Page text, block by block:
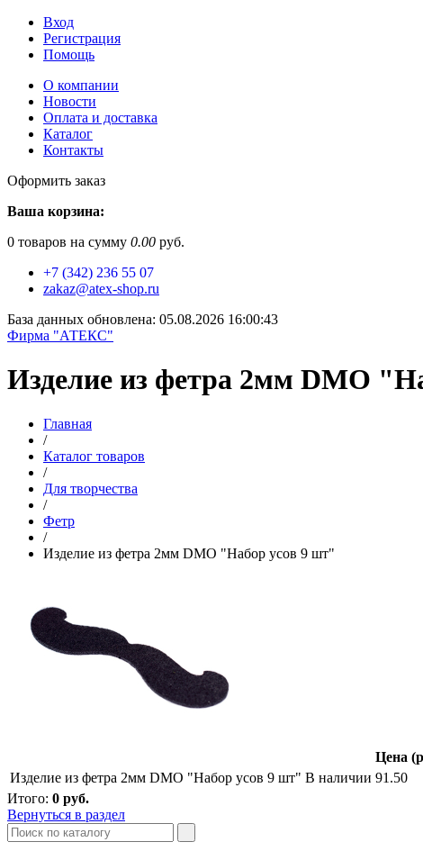
Вход
Регистрация
Помощь
О компании
Новости
Оплата и доставка
Каталог
Контакты
Оформить заказ
Ваша корзина:
0 товаров на сумму 0.00 руб.
+7 (342) 236 55 07
zakaz@atex-shop.ru
База данных обновлена: 05.08.2026 16:00:43
Фирма "АТЕКС"
Изделие из фетра 2мм DMO
Главная
/
Каталог товаров
/
Для творчества
/
Фетр
/
Изделие из фетра 2мм DMO "Набор усов 9 шт"
Цена
Изделие из фетра 2мм DMO "Набор усов 9 шт" В наличии 91.50
Итого: 0 руб.
Вернуться в раздел